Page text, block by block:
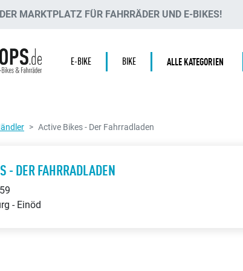
MARKTPLATZ FÜR FAHRRÄDER UND E-BIKES!
E-BIKE BIKE ALLE KATEGORIEN
Active Bikes - Der Fahrradladen
- DER FAHRRADLADEN
- Einöd